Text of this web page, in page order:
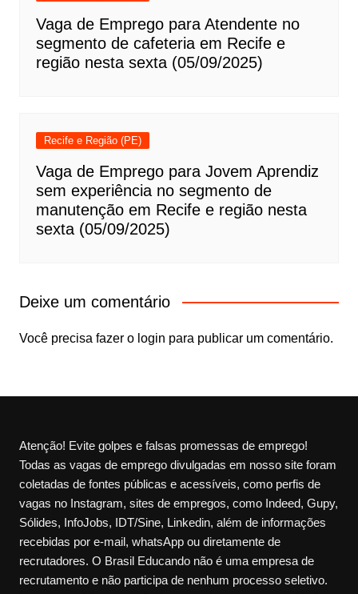
Vaga de Emprego para Atendente no
segmento de cafeteria em Recife e
região nesta sexta (05/09/2025)
Recife e Região (PE)
Vaga de Emprego para Jovem Aprendiz
sem experiência no segmento de
manutenção em Recife e região nesta
sexta (05/09/2025)
Deixe um comentário
Você precisa fazer o login para publicar um comentário.
Atenção! Evite golpes e falsas promessas de emprego!
Todas as vagas de emprego divulgadas em nosso site foram
coletadas de fontes públicas e acessíveis, como perfis de
vagas no Instagram, sites de empregos, como Indeed, Gupy,
Sólides, InfoJobs, IDT/Sine, Linkedin, além de informações
recebidas por e-mail, whatsApp ou diretamente de
recrutadores. O Brasil Educando não é uma empresa de
recrutamento e não participa de nenhum processo seletivo.